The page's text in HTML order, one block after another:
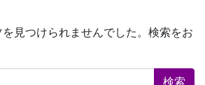
見つけられませんでした。検索をお